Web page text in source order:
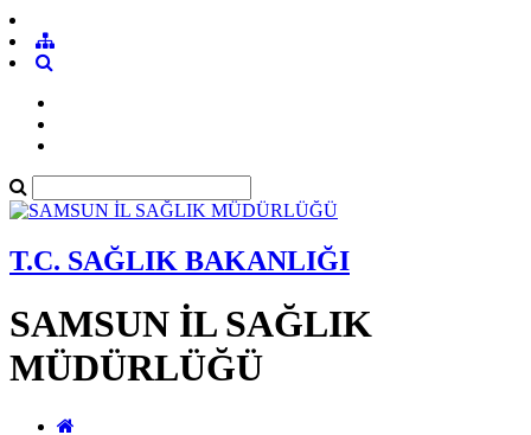
T.C. SAĞLIK BAKANLIĞI
SAMSUN İL SAĞLIK
MÜDÜRLÜĞÜ